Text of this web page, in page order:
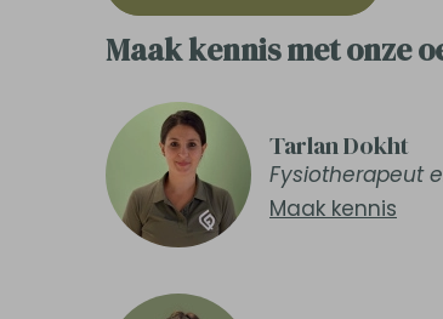
Maak kennis met onze
Tarlan Dokht
Fysiotherapeut
Maak kennis